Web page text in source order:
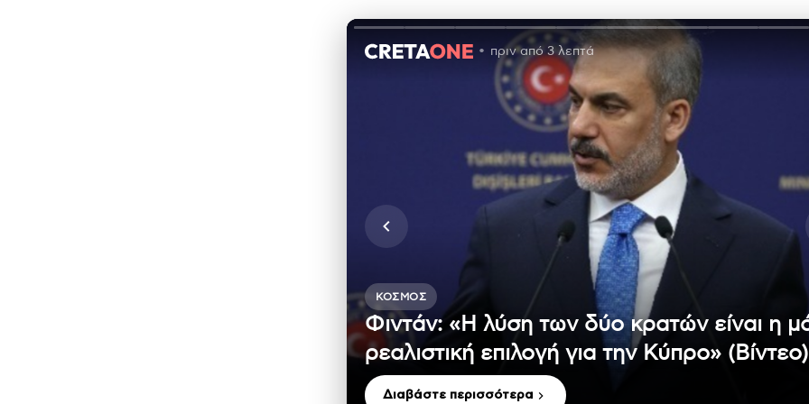
πριν από 3 λεπτά
ΚΌΣΜΟΣ
Φιντάν: «Η λύση των δύο κρατών είναι η
ρεαλιστική επιλογή για την Κύπρο» (Βίντεο)
Διαβάστε περισσότερα